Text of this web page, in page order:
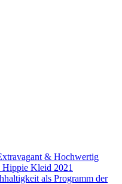
& Hochwertig
Hippie Kleid 2021
als Programm der